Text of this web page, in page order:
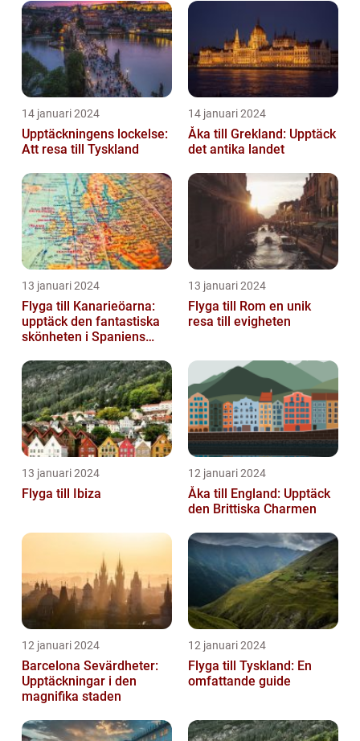
14 januari 2024
Upptäckningens lockelse:
Att resa till Tyskland
14 januari 2024
Åka till Grekland: Upptäck
det antika landet
13 januari 2024
Flyga till Kanarieöarna:
upptäck den fantastiska
skönheten i Spaniens
13 januari 2024
Flyga till Rom en unik
resa till evigheten
13 januari 2024
Flyga till Ibiza
12 januari 2024
Åka till England: Upptäck
den Brittiska Charmen
12 januari 2024
Barcelona Sevärdheter:
Upptäckningar i den
magnifika staden
12 januari 2024
Flyga till Tyskland: En
omfattande guide